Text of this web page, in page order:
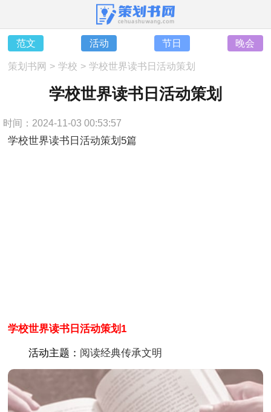
范文 活动 节日 晚会
策划书网 > 学校 > 学校世界读书日活动策划
学校世界读书日活动策划
时间：2024-11-03 00:53:57
学校世界读书日活动策划5篇
学校世界读书日活动策划1
活动主题： 阅读经典传承文明